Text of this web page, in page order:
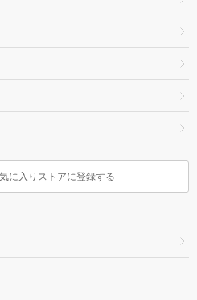
に入りストアに登録する